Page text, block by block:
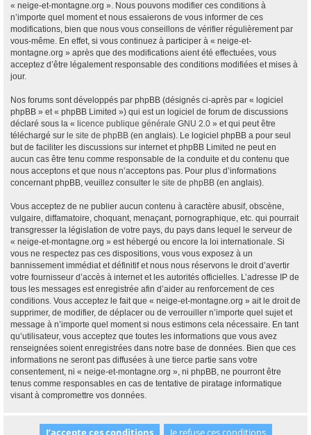
« neige-et-montagne.org ». Nous pouvons modifier ces conditions à
n’importe quel moment et nous essaierons de vous informer de ces
modifications, bien que nous vous conseillons de vérifier régulièrement par
vous-même. En effet, si vous continuez à participer à « neige-et-
montagne.org » après que des modifications aient été effectuées, vous
acceptez d’être légalement responsable des conditions modifiées et mises à
jour.
Nos forums sont développés par phpBB (désignés ci-après par « logiciel
phpBB » et « phpBB Limited ») qui est un logiciel de forum de discussions
déclaré sous la « licence publique générale GNU 2.0 » et qui peut être
téléchargé sur le site de phpBB (en anglais). Le logiciel phpBB a pour seul
but de faciliter les discussions sur internet et phpBB Limited ne peut en
aucun cas être tenu comme responsable de la conduite et du contenu que
nous acceptons et que nous n’acceptons pas. Pour plus d’informations
concernant phpBB, veuillez consulter le site de phpBB (en anglais).
Vous acceptez de ne publier aucun contenu à caractère abusif, obscène,
vulgaire, diffamatoire, choquant, menaçant, pornographique, etc. qui pourrait
transgresser la législation de votre pays, du pays dans lequel le serveur de
« neige-et-montagne.org » est hébergé ou encore la loi internationale. Si
vous ne respectez pas ces dispositions, vous vous exposez à un
bannissement immédiat et définitif et nous nous réservons le droit d’avertir
votre fournisseur d’accès à internet et les autorités officielles. L’adresse IP de
tous les messages est enregistrée afin d’aider au renforcement de ces
conditions. Vous acceptez le fait que « neige-et-montagne.org » ait le droit de
supprimer, de modifier, de déplacer ou de verrouiller n’importe quel sujet et
message à n’importe quel moment si nous estimons cela nécessaire. En tant
qu’utilisateur, vous acceptez que toutes les informations que vous avez
renseignées soient enregistrées dans notre base de données. Bien que ces
informations ne seront pas diffusées à une tierce partie sans votre
consentement, ni « neige-et-montagne.org », ni phpBB, ne pourront être
tenus comme responsables en cas de tentative de piratage informatique
visant à compromettre vos données.